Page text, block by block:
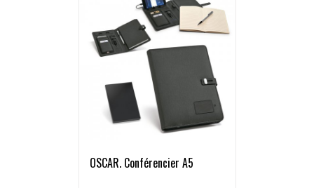
OSCAR. Conférencier A5